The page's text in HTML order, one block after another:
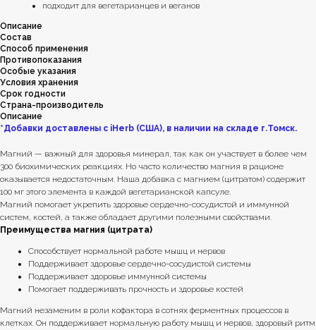
подходит для вегетарианцев и веганов
Описание
Состав
Способ применения
Противопоказания
Особые указания
Условия хранения
Срок годности
Страна-производитель
Описание
*Добавки доставлены с iHerb (США), в наличии на складе г.Томск.
Магний — важный для здоровья минерал, так как он участвует в более чем
300 биохимических реакциях. Но часто количество магния в рационе
оказывается недостаточным. Наша добавка с магнием (цитратом) содержит
100 мг этого элемента в каждой вегетарианской капсуле.
Магний помогает укрепить здоровье сердечно-сосудистой и иммунной
систем, костей, а также обладает другими полезными свойствами.
Преимущества магния (цитрата)
Способствует нормальной работе мышц и нервов
Поддерживает здоровье сердечно-сосудистой системы
Поддерживает здоровье иммунной системы
Помогает поддерживать прочность и здоровье костей
Магний незаменим в роли кофактора в сотнях ферментных процессов в
клетках. Он поддерживает нормальную работу мышц и нервов, здоровый ритм